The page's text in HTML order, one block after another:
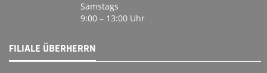
Samstags
9:00 – 13:00 Uhr
FILIALE ÜBERHERRN